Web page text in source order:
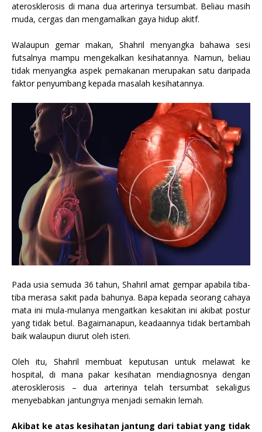
aterosklerosis di mana dua arterinya tersumbat. Beliau masih
muda, cergas dan mengamalkan gaya hidup akitf.
Walaupun gemar makan, Shahril menyangka bahawa sesi
futsalnya mampu mengekalkan kesihatannya. Namun, beliau
tidak menyangka aspek pemakanan merupakan satu daripada
faktor penyumbang kepada masalah kesihatannya.
Pada usia semuda 36 tahun, Shahril amat gempar apabila tiba-
tiba merasa sakit pada bahunya. Bapa kepada seorang cahaya
mata ini mula-mulanya mengaitkan kesakitan ini akibat postur
yang tidak betul. Bagaimanapun, keadaannya tidak bertambah
baik walaupun diurut oleh isteri.
Oleh itu, Shahril membuat keputusan untuk melawat ke
hospital, di mana pakar kesihatan mendiagnosnya dengan
aterosklerosis – dua arterinya telah tersumbat sekaligus
menyebabkan jantungnya menjadi semakin lemah.
Akibat ke atas kesihatan jantung dari tabiat yang tidak